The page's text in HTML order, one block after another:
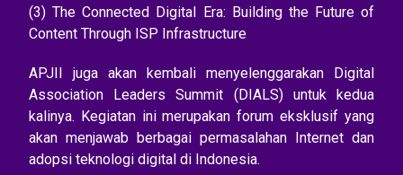
(3) The Connected Digital Era: Building the Future of
Content Through ISP Infrastructure
APJII juga akan kembali menyelenggarakan Digital
Association Leaders Summit (DIALS) untuk kedua
kalinya. Kegiatan ini merupakan forum eksklusif yang
akan menjawab berbagai permasalahan Internet dan
adopsi teknologi digital di Indonesia.